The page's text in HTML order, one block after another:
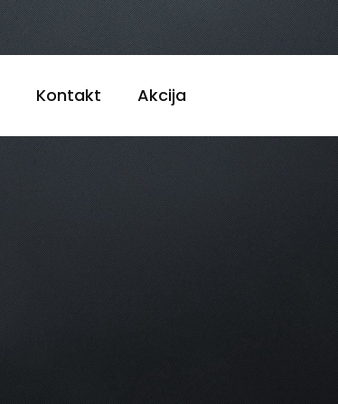
Kontakt Akcija